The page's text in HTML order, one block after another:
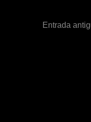
Entrada